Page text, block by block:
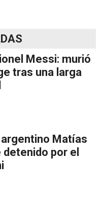
Messi: murió
tras una larga
Matías
por el